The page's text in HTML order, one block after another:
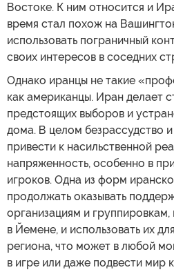
Востоке. К ним относится и
время стал похож на
использовать пограничный
своих интересов в соседних
Однако иранцы не такие
как американцы. Иран делает
предстоящих выборов и
дома. В целом безрассудство
привести к насильственной
напряженность, особенно в
игроков. Одна из форм
продолжать оказывать
организациям и
в Йемене, и использовать их
региона, что может в любой
в игре или даже подвести мир